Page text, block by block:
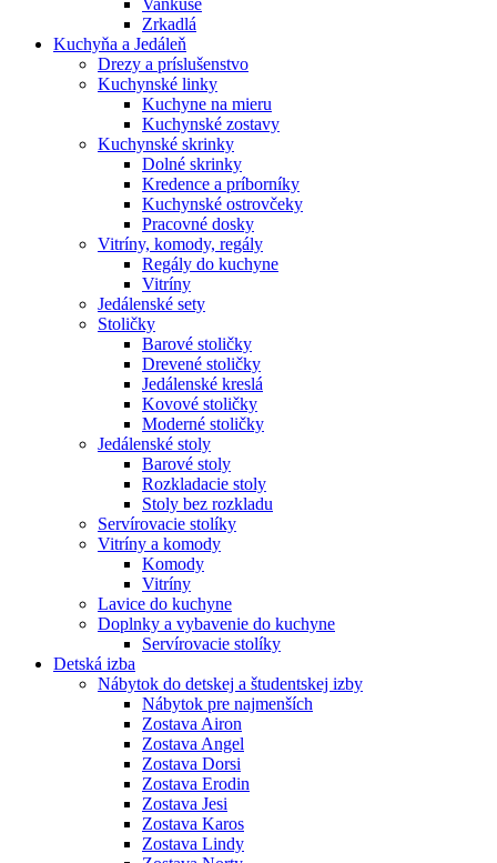
Vankúše
Zrkadlá
Kuchyňa a Jedáleň
Drezy a príslušenstvo
Kuchynské linky
Kuchyne na mieru
Kuchynské zostavy
Kuchynské skrinky
Dolné skrinky
Kredence a príborníky
Kuchynské ostrovčeky
Pracovné dosky
Vitríny, komody, regály
Regály do kuchyne
Vitríny
Jedálenské sety
Stoličky
Barové stoličky
Drevené stoličky
Jedálenské kreslá
Kovové stoličky
Moderné stoličky
Jedálenské stoly
Barové stoly
Rozkladacie stoly
Stoly bez rozkladu
Servírovacie stolíky
Vitríny a komody
Komody
Vitríny
Lavice do kuchyne
Doplnky a vybavenie do kuchyne
Servírovacie stolíky
Detská izba
Nábytok do detskej a študentskej izby
Nábytok pre najmenších
Zostava Airon
Zostava Angel
Zostava Dorsi
Zostava Erodin
Zostava Jesi
Zostava Karos
Zostava Lindy